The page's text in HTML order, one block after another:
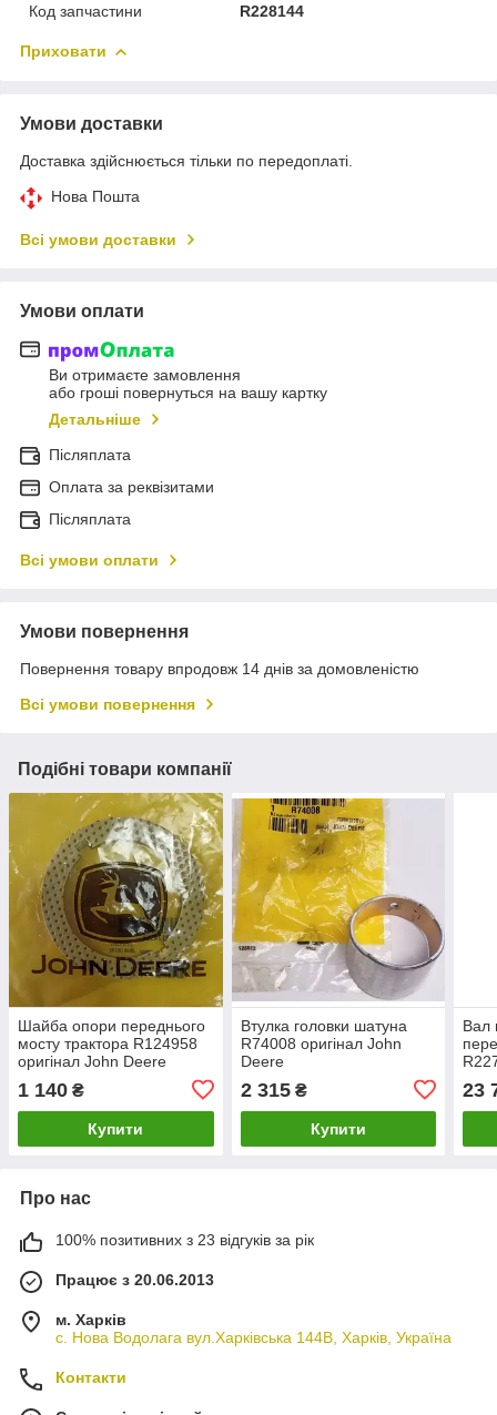
Код запчастини
R228144
Приховати
Умови доставки
Доставка здійснюється тільки по передоплаті.
Нова Пошта
Всі умови доставки
Умови оплати
Ви отримаєте замовлення
або гроші повернуться на вашу картку
Детальніше
Післяплата
Оплата за реквізитами
Післяплата
Всі умови оплати
Умови повернення
Повернення товару впродовж 14 днів за домовленістю
Всі умови повернення
Подібні товари компанії
Шайба опори переднього
мосту трактора R124958
оригінал John Deere
1 140 ₴
Купити
Втулка головки шатуна
R74008 оригінал John
Deere
2 315₴
Купити
Вал
23
Про нас
100% позитивних з 23 відгуків за рік
Працює з 20.06.2013
м. Харків
с. Нова Водолага вул.Харківська 144В, Харків, Україна
Контакти